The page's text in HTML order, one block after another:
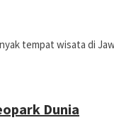
tempat wisata di
Dunia